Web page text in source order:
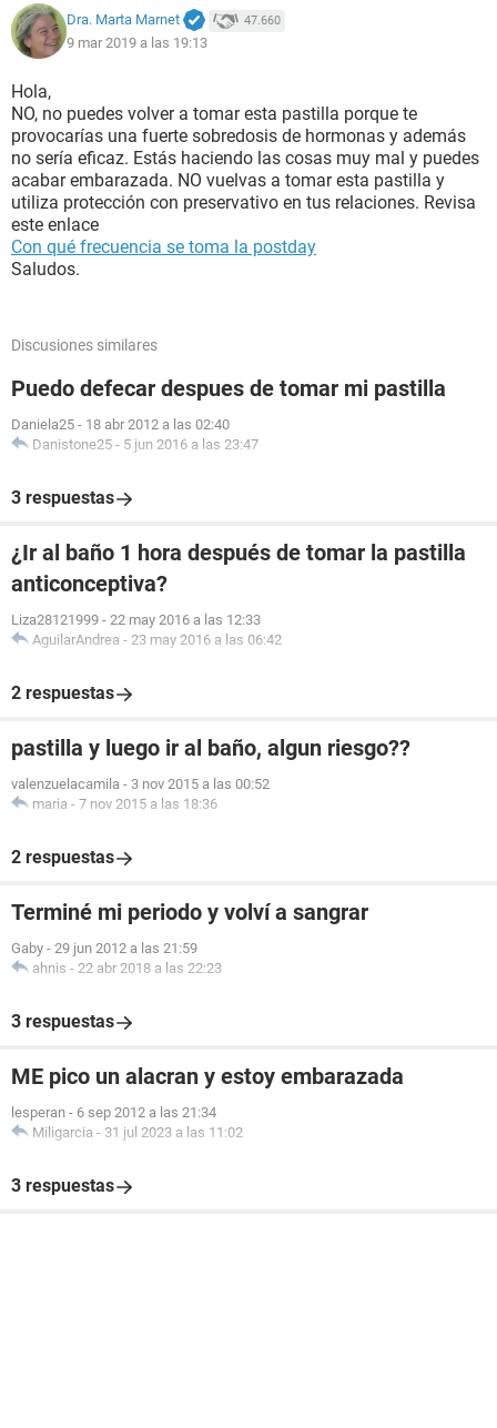
Dra. Marta Marnet 47.660
9 mar 2019 a las 19:13
Hola,
NO, no puedes volver a tomar esta pastilla porque te
provocarías una fuerte sobredosis de hormonas y además
no sería eficaz. Estás haciendo las cosas muy mal y puedes
acabar embarazada. NO vuelvas a tomar esta pastilla y
utiliza protección con preservativo en tus relaciones. Revisa
este enlace
Con qué frecuencia se toma la postday
Saludos.
Discusiones similares
Puedo defecar despues de tomar mi pastilla
Daniela25 - 18 abr 2012 a las 02:40
Danistone25 - 5 jun 2016 a las 23:47
3 respuestas
¿Ir al baño 1 hora después de tomar la pastilla
anticonceptiva?
Liza28121999 - 22 may 2016 a las 12:33
AguilarAndrea - 23 may 2016 a las 06:42
2 respuestas
pastilla y luego ir al baño, algun riesgo??
valenzuelacamila - 3 nov 2015 a las 00:52
maria - 7 nov 2015 a las 18:36
2 respuestas
Terminé mi periodo y volví a sangrar
Gaby - 29 jun 2012 a las 21:59
ahnis - 22 abr 2018 a las 22:23
3 respuestas
ME pico un alacran y estoy embarazada
lesperan - 6 sep 2012 a las 21:34
Miligarcia - 31 jul 2023 a las 11:02
3 respuestas